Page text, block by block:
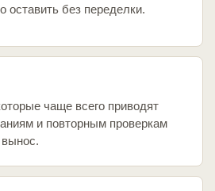
оставить без переделки.
чаще всего приводят
и повторным проверкам